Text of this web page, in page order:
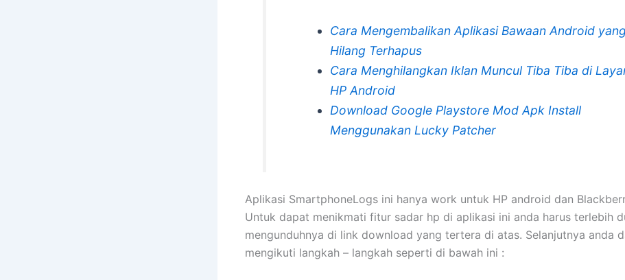
Cara Mengembalikan Aplikasi Bawaan Android yang
Hilang Terhapus
Cara Menghilangkan Iklan Muncul Tiba Tiba di
HP Android
Download Google Playstore Mod Apk Install
Menggunakan Lucky Patcher
Aplikasi SmartphoneLogs ini hanya work untuk HP android dan
Untuk dapat menikmati fitur sadar hp di aplikasi ini anda harus terlebih
mengunduhnya di link download yang tertera di atas. Selanjutnya anda
mengikuti langkah – langkah seperti di bawah ini :